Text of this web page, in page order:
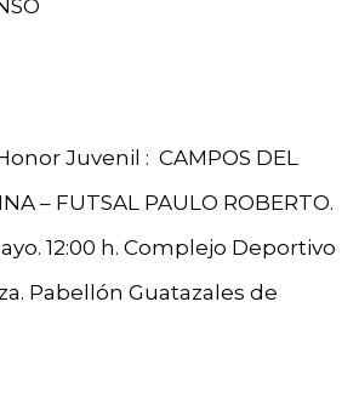
Juvenil : CAMPOS DEL
– FUTSAL PAULO ROBERTO.
12:00 h. Complejo Deportivo
Pabellón Guatazales de